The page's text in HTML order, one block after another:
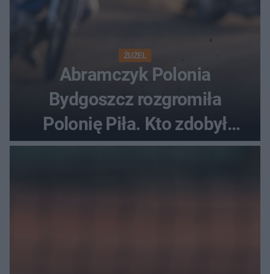
ŻUŻEL
Abramczyk Polonia
Bydgoszcz rozgromiła
Polonię Piła. Kto zdobył
najwięcej punktów?